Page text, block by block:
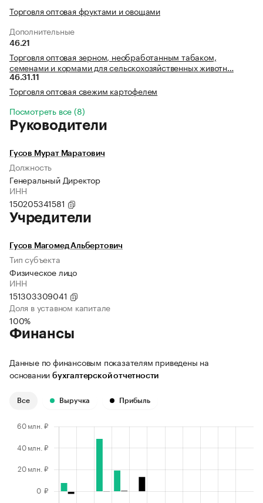
Торговля оптовая фруктами и овощами
Дополнительные
46.21
Торговля оптовая зерном, необработанным табаком,
семенами и кормами для сельскохозяйственных животн…
46.31.11
Торговля оптовая свежим картофелем
Посмотреть все (8)
Руководители
Гусов Мурат Маратович
Должность
Генеральный Директор
ИНН
150205341581
Учредители
Гусов Магомед Альбертович
Тип субъекта
Физическое лицо
ИНН
151303309041
Доля в уставном капитале
100%
Финансы
Данные по финансовым показателям приведены на
основании бухгалтерской отчетности
Все Выручка Прибыль